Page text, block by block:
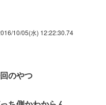
10/05(水) 12:22:30.74
のやつ